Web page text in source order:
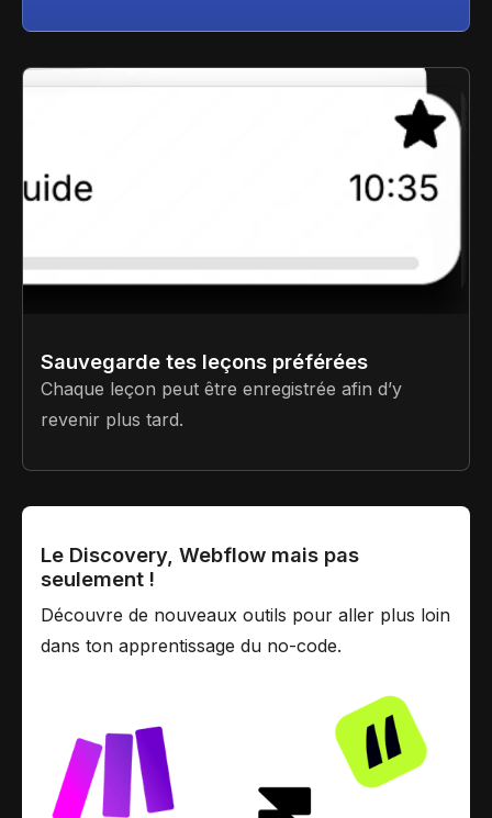
Sauvegarde tes leçons préférées
Chaque leçon peut être enregistrée afin d’y
revenir plus tard.
Le Discovery, Webflow mais pas
seulement !
Découvre de nouveaux outils pour aller plus loin
dans ton apprentissage du no-code.